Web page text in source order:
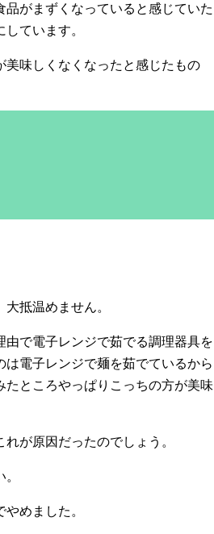
がまずくなっていると感じていた
ています。
味しくなくなったと感じたもの
抵温めません。
で電子レンジで茹でる調理器具を
電子レンジで麺を茹でているから
ところやっぱりこっちの方が美味
が原因だったのでしょう。
めました。